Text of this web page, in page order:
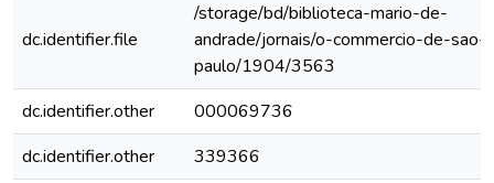
dc.identifier.file
/storage/bd/biblioteca-mario-de-
andrade/jornais/o-commercio-de-sao-
paulo/1904/3563
dc.identifier.other
000069736
dc.identifier.other
339366